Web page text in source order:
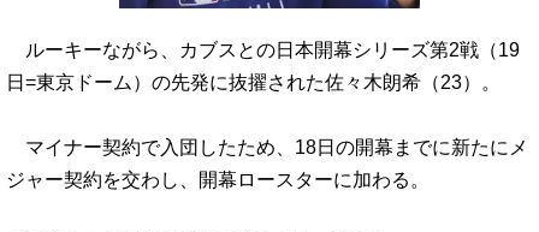
ルーキーながら、カブスとの日本開幕シリーズ第2戦（19
日=東京ドーム）の先発に抜擢された佐々木朗希（23）。
マイナー契約で入団したため、18日の開幕までに新たにメ
ジャー契約を交わし、開幕ロースターに加わる。